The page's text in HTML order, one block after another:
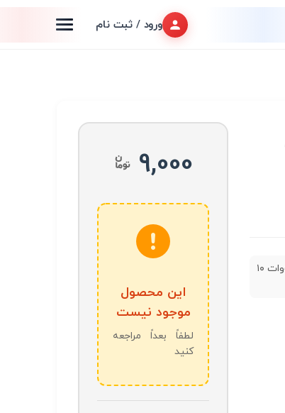
ورود / ثبت نام
المنت فنری ۵۰۰وات ۱۰
9,000
این محصول
موجود نیست
لطفاً بعداً مراجعه
کنید